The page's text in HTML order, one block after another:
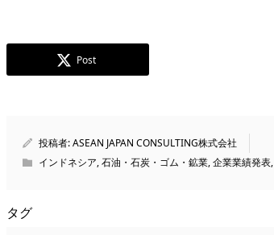
Post
投稿者:ASEAN JAPAN CONSULTING株式会社
インドネシア,石油・石炭・ゴム・鉱業,企業業績発表,
タグ